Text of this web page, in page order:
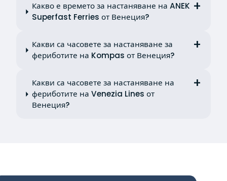
Какво е времето за настаняване на ANEK
Superfast Ferries от Венеция?
Какви са часовете за настаняване за
фериботите на Kompas от Венеция?
Какви са часовете за настаняване на
фериботите на Venezia Lines от
Венеция?